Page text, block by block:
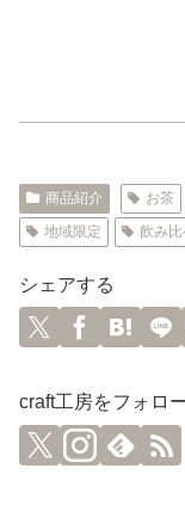
商品紹介 お茶
地域限定
飲み比
シェアする
craft工房をフォロ